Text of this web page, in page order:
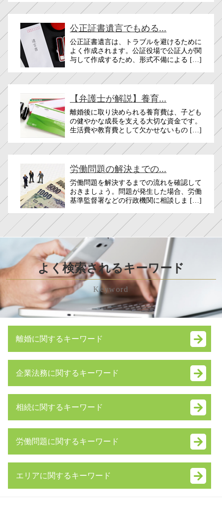
公正証書遺言でもめる...
公正証書遺言は、トラブルを避けるために
よく作成されます。公証役場で公証人が関
与して作成するため、形式不備による […]
【弁護士が解説】養育...
離婚後に取り決められる養育費は、子ども
の健やかな成長を支える大切な資金です。
生活費や教育費として欠かせないもの […]
労働問題の解決までの...
労働問題を解決するまでの流れを確認して
おきましょう。問題が発生した場合、労働
基準監督署などの行政機関に相談しま […]
よく検索されるキーワード
Keyword
離婚に関するキーワード
財産分与 対象
離婚裁判 費用
養育費 相場
養育費 離婚後
離婚 証人
企業法務に関するキーワード
株式交換 とは
事業譲渡 契約書
自益権
相続に関するキーワード
相続 種類
連帯保証人 相続
労働問題に関するキーワード
不当解雇 慰謝料
エリアに関するキーワード